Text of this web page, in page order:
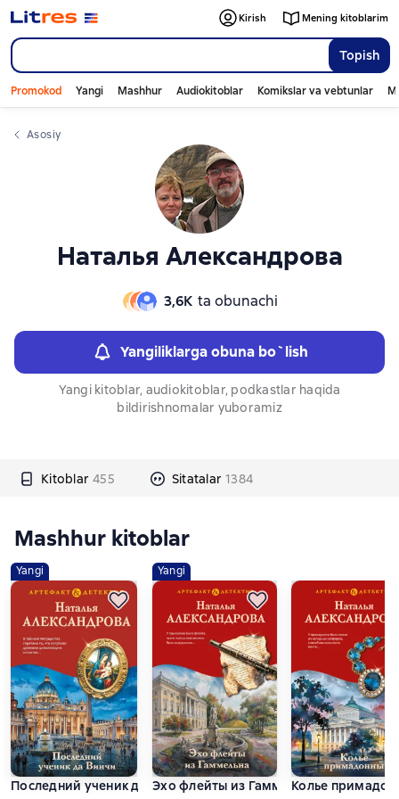
Topish
Kirish Mening kitoblarim
Promokod Yangi Mashhur Audiokitoblar Komikslar va vebtunlar
Asosiy
Наталья Александрова
3,6К ta obunachi
Yangiliklarga obuna bo`lish
Yangi kitoblar, audiokitoblar, podkastlar haqida
bildirishnomalar yuboramiz
Kitoblar 455 Sitatalar 1384
Слайдер с книгами
Mashhur kitoblar
Yangi
Последний ученик да Винчи
Yangi
Эхо флейты из Гаммельна
Колье
Слайдер с книгами